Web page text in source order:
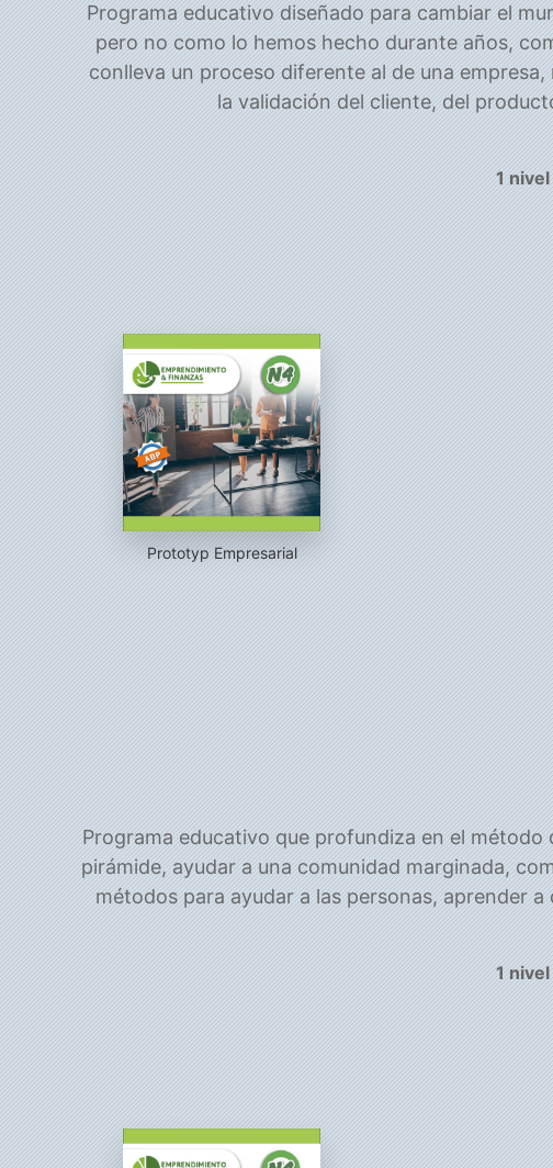
Programa educativo diseñado para cambiar el
pero no como lo hemos hecho durante años,
conlleva un proceso diferente al de una
la validación del cliente, del
1
Prototyp Empresarial
Programa educativo que profundiza en el
pirámide, ayudar a una comunidad marginada,
métodos para ayudar a las personas, aprender
1